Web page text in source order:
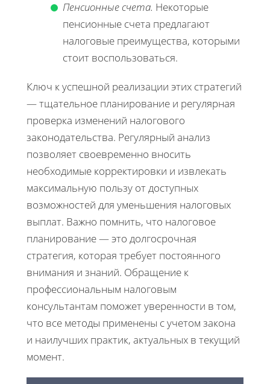
Пенсионные счета. Некоторые
пенсионные счета предлагают
налоговые преимущества, которыми
стоит воспользоваться.
Ключ к успешной реализации этих стратегий
— тщательное планирование и регулярная
проверка изменений налогового
законодательства. Регулярный анализ
позволяет своевременно вносить
необходимые корректировки и извлекать
максимальную пользу от доступных
возможностей для уменьшения налоговых
выплат. Важно помнить, что налоговое
планирование — это долгосрочная
стратегия, которая требует постоянного
внимания и знаний. Обращение к
профессиональным налоговым
консультантам поможет уверенности в том,
что все методы применены с учетом закона
и наилучших практик, актуальных в текущий
момент.